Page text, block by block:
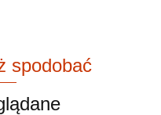
spodobać